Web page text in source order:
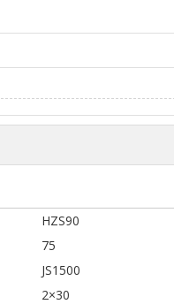
HZS90
75
JS1500
2×30